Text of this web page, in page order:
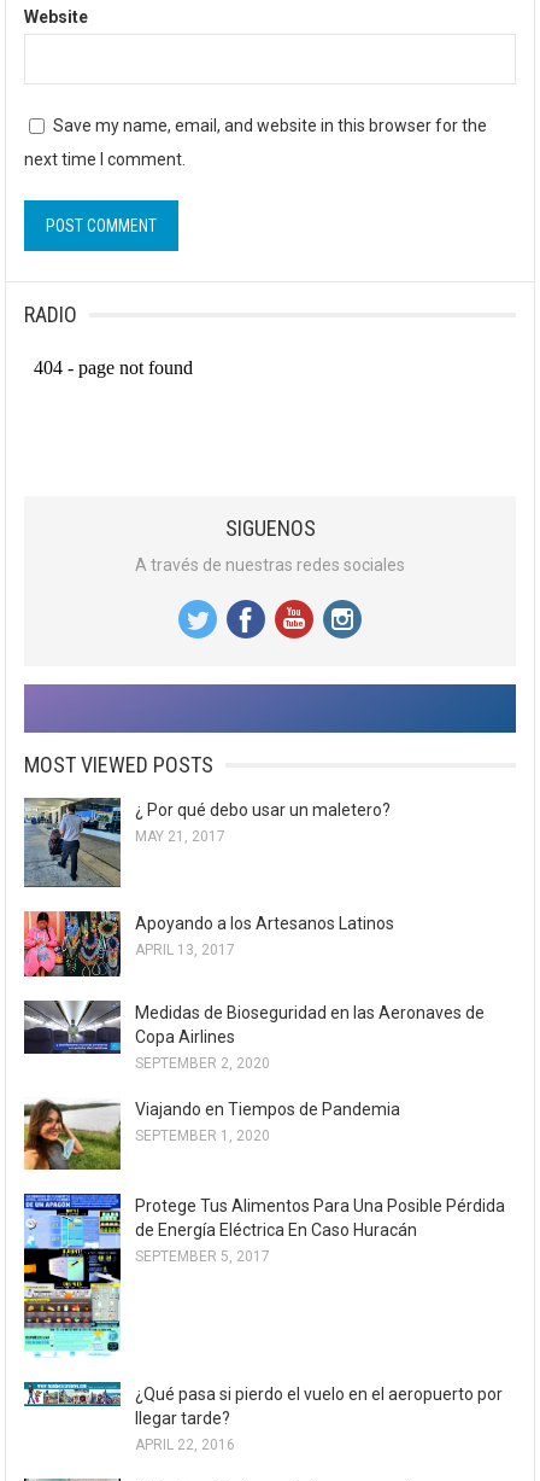
Website
Save my name, email, and website in this browser for the
next time I comment.
RADIO
SIGUENOS
A través de nuestras redes sociales
MOST VIEWED POSTS
¿ Por qué debo usar un maletero?
MAY 21, 2017
Apoyando a los Artesanos Latinos
APRIL 13, 2017
Medidas de Bioseguridad en las Aeronaves de
Copa Airlines
SEPTEMBER 2, 2020
Viajando en Tiempos de Pandemia
SEPTEMBER 1, 2020
Protege Tus Alimentos Para Una Posible Pérdida
de Energía Eléctrica En Caso Huracán
SEPTEMBER 5, 2017
¿Qué pasa si pierdo el vuelo en el aeropuerto por
llegar tarde?
APRIL 22, 2016